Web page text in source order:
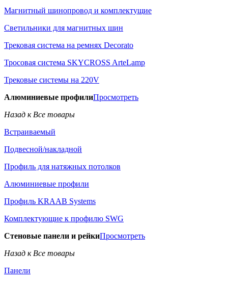
Магнитный шинопровод и комплектущие
Светильники для магнитных шин
Трековая система на ремнях Decorato
Тросовая система SKYCROSS ArteLamp
Трековые системы на 220V
Алюминиевые профилиПросмотреть
Назад к Все товары
Встраиваемый
Подвесной/накладной
Профиль для натяжных потолков
Алюминиевые профили
Профиль KRAAB Systems
Комплектующие к профилю SWG
Стеновые панели и рейкиПросмотреть
Назад к Все товары
Панели